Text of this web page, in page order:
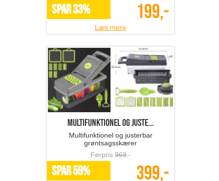
SPAR 33% 199,-
Læs mere
Multifunktionel og juste...
Multifunktionel og justerbar
grøntsagsskærer
Førpris969,-
SPAR 59% 399,-